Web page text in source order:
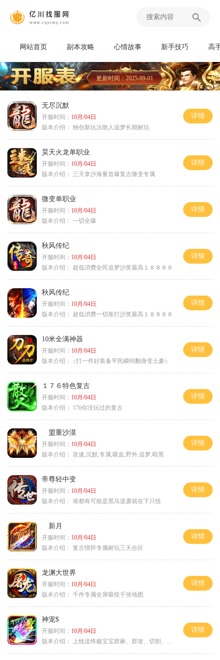
网站首页 副本攻略 心情故事 新手技巧 高
更新时间：2025-09-01
无尽沉默
开服时间： 10月/04日
版本介绍： 独创新玩法散人追梦长期耐玩
详情
昊天火龙单职业
开服时间： 10月/04日
版本介绍：
三天拿沙海量首爆复古微变专属
详情
微变单职业
开服时间： 10月/04日
版本介绍： 一切全爆
详情
秋风传纪
开服时间： 10月/04日
版本介绍：
超低消费全民追梦沙奖最高１８８８８
详情
秋风传纪
开服时间： 10月/04日
版本介绍：
超低消费一切靠打沙奖最高１８８８８
详情
10米全满神器
开服时间： 10月/04日
版本介绍： ≤打一件好装备平民瞬间翻身变土豪≥
详情
１７６特色复古
开服时间： 10月/04日
版本介绍：
176你没玩过的复古
详情
盟重沙漠
开服时间： 10月/04日
版本介绍： 攻速,沉默,专属,吸血,野外,追梦,暗黑
详情
帝尊轻中变
开服时间： 10月/04日
版本介绍： 谁都有可能是黑马逆袭就在下只怪
详情
新月
开服时间： 10月/04日
版本介绍： 复古情怀专属耐玩三天合区
详情
龙渊大世界
开服时间： 10月/04日
版本介绍： 千件专属全屏吸怪千张地图
详情
神宠$
开服时间： 10月/04日
版本介绍：
上线送终极宝宝群麻、群攻、切割、吸血
详情